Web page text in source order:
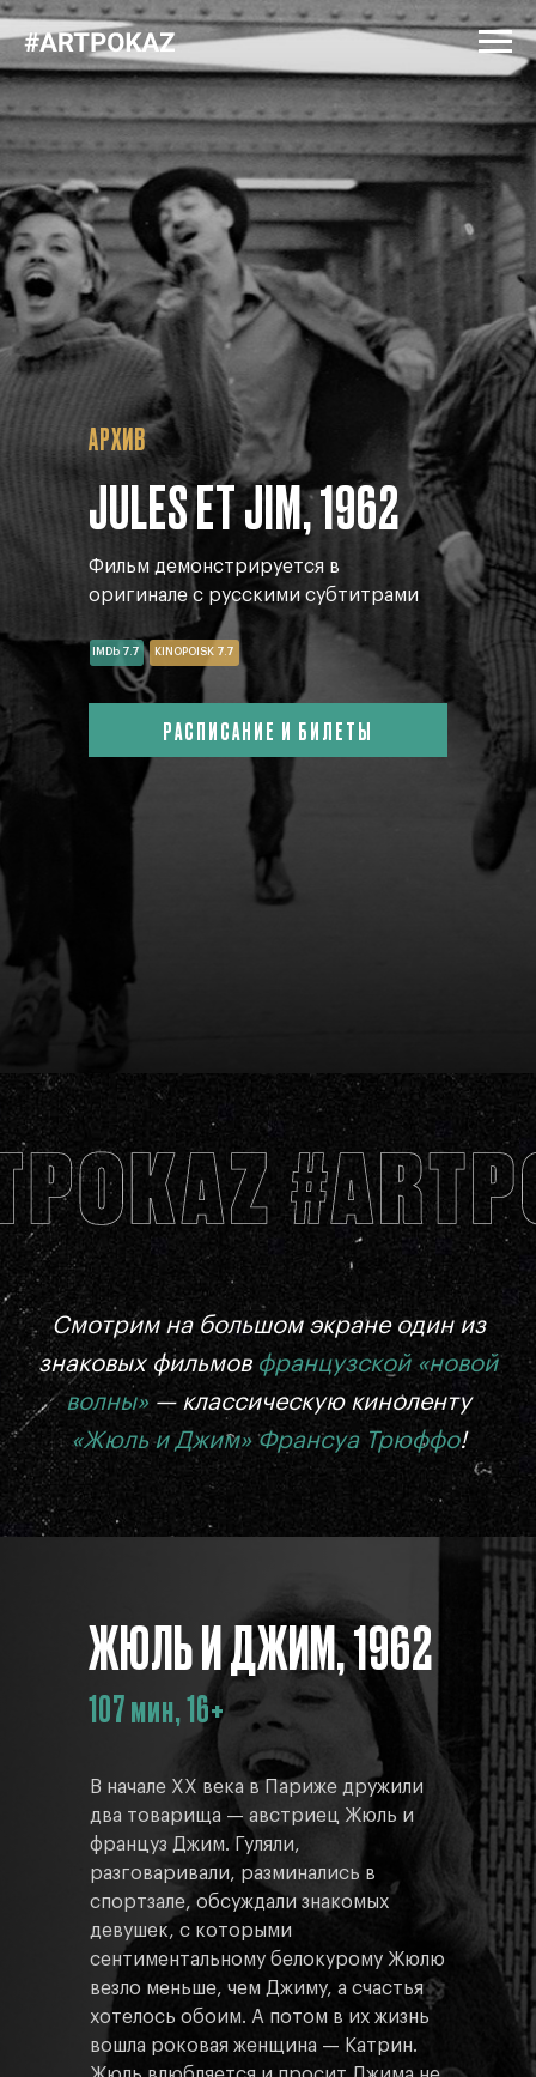
АРХИВ
JULES ET JIM, 1962
Фильм демонстрируется в
оригинале с русскими субтитрами
РАСПИСАНИЕ И БИЛЕТЫ
IMDb 7.7 KINOPOISK 7.7
Смотрим на большом экранеодин из
знаковых фильмов французской «новой
волны»— классическую киноленту
«Жюль и Джим» Франсуа Трюффо!
ЖЮЛЬ И ДЖИМ, 1962
107 мин, 16+
В начале ХХ века в Париже дружили
два товарища — австриец Жюль и
француз Джим. Гуляли,
разговаривали, разминались в
спортзале, обсуждали знакомых
девушек, с которыми
сентиментальному белокурому Жюлю
везло меньше, чем Джиму, а счастья
хотелось обоим. А потом в их жизнь
вошла роковая женщина — Катрин.